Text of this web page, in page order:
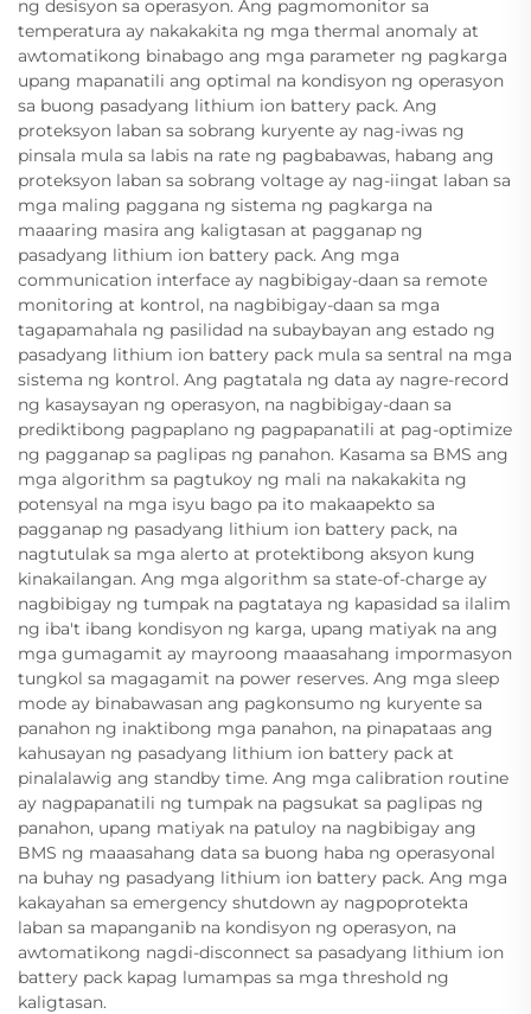
ng desisyon sa operasyon. Ang pagmomonitor sa
temperatura ay nakakakita ng mga thermal anomaly at
awtomatikong binabago ang mga parameter ng pagkarga
upang mapanatili ang optimal na kondisyon ng operasyon
sa buong pasadyang lithium ion battery pack. Ang
proteksyon laban sa sobrang kuryente ay nag-iwas ng
pinsala mula sa labis na rate ng pagbabawas, habang ang
proteksyon laban sa sobrang voltage ay nag-iingat laban sa
mga maling paggana ng sistema ng pagkarga na
maaaring masira ang kaligtasan at pagganap ng
pasadyang lithium ion battery pack. Ang mga
communication interface ay nagbibigay-daan sa remote
monitoring at kontrol, na nagbibigay-daan sa mga
tagapamahala ng pasilidad na subaybayan ang estado ng
pasadyang lithium ion battery pack mula sa sentral na mga
sistema ng kontrol. Ang pagtatala ng data ay nagre-record
ng kasaysayan ng operasyon, na nagbibigay-daan sa
prediktibong pagpaplano ng pagpapanatili at pag-optimize
ng pagganap sa paglipas ng panahon. Kasama sa BMS ang
mga algorithm sa pagtukoy ng mali na nakakakita ng
potensyal na mga isyu bago pa ito makaapekto sa
pagganap ng pasadyang lithium ion battery pack, na
nagtutulak sa mga alerto at protektibong aksyon kung
kinakailangan. Ang mga algorithm sa state-of-charge ay
nagbibigay ng tumpak na pagtataya ng kapasidad sa ilalim
ng iba't ibang kondisyon ng karga, upang matiyak na ang
mga gumagamit ay mayroong maaasahang impormasyon
tungkol sa magagamit na power reserves. Ang mga sleep
mode ay binabawasan ang pagkonsumo ng kuryente sa
panahon ng inaktibong mga panahon, na pinapataas ang
kahusayan ng pasadyang lithium ion battery pack at
pinalalawig ang standby time. Ang mga calibration routine
ay nagpapanatili ng tumpak na pagsukat sa paglipas ng
panahon, upang matiyak na patuloy na nagbibigay ang
BMS ng maaasahang data sa buong haba ng operasyonal
na buhay ng pasadyang lithium ion battery pack. Ang mga
kakayahan sa emergency shutdown ay nagpoprotekta
laban sa mapanganib na kondisyon ng operasyon, na
awtomatikong nagdi-disconnect sa pasadyang lithium ion
battery pack kapag lumampas sa mga threshold ng
kaligtasan.